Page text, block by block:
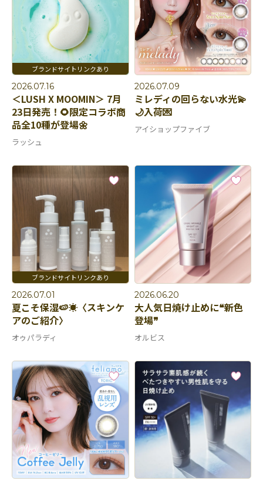
2026.07.16
＜LUSH X MOOMIN＞ 7月
23日発売！🌻限定コラボ商
品全10種が登場🌼
ラッシュ
2026.07.09
ミレディの回らない水光💫
🌙入荷💌
アイショップファイブ
2026.07.01
夏こそ保湿🍉☀️〈スキンケ
アのご紹介〉
オゥパラディ
2026.06.20
大人気日焼け止めに❝新色
登場❞
オルビス